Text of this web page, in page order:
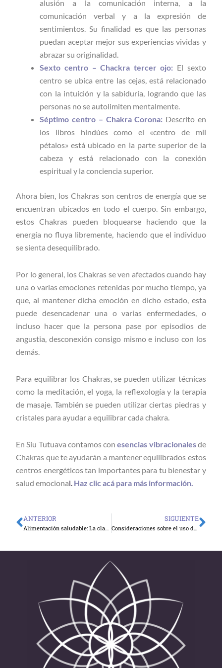
alusión a la comunicación interna, a la
comunicación verbal y a la expresión de
sentimientos. Su finalidad es que las personas
puedan aceptar mejor sus experiencias vividas y
abrazar su originalidad.
Sexto centro – Chackra tercer ojo: El sexto
centro se ubica entre las cejas, está relacionado
con la intuición y la sabiduría, logrando que las
personas no se autolimiten mentalmente.
Séptimo centro – Chakra Corona: Descrito en
los libros hindúes como el «centro de mil
pétalos» está ubicado en la parte superior de la
cabeza y está relacionado con la conexión
espiritual y la conciencia superior.
Ahora bien, los Chakras son centros de energía que se
encuentran ubicados en todo el cuerpo. Sin embargo,
estos Chakras pueden bloquearse haciendo que la
energía no fluya libremente, haciendo que el individuo
se sienta desequilibrado.
Por lo general, los Chakras se ven afectados cuando hay
una o varias emociones retenidas por mucho tiempo, ya
que, al mantener dicha emoción en dicho estado, esta
puede desencadenar una o varias enfermedades, o
incluso hacer que la persona pase por episodios de
angustia, desconexión consigo mismo e incluso con los
demás.
Para equilibrar los Chakras, se pueden utilizar técnicas
como la meditación, el yoga, la reflexología y la terapia
de masaje. También se pueden utilizar ciertas piedras y
cristales para ayudar a equilibrar cada chakra.
En Siu Tutuava contamos conesencias vibracionalesde
Chakras que te ayudarán a mantener equilibrados estos
centros energéticos tan importantes para tu bienestar y
salud emocional. Haz clic acá para más información.
Ant
ANTERIOR
Alimentación saludable: La clave para evitar enfermedades indeseadas
SIGUIENTE
Consideraciones sobre el uso de las esencias en mascotas